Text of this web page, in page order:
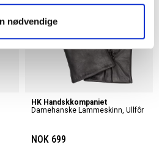
nødvendige
Damehanske Lammeskinn, Ullfôr
HK Handskkompaniet
NOK 699